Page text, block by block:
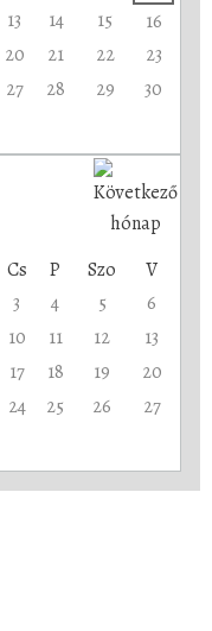
13 14 15
16
20 21 22
23
27 28 29
30
Cs P Szo
V
3 4 5
6
10 11 12
13
17 18 19
20
24 25 26
27